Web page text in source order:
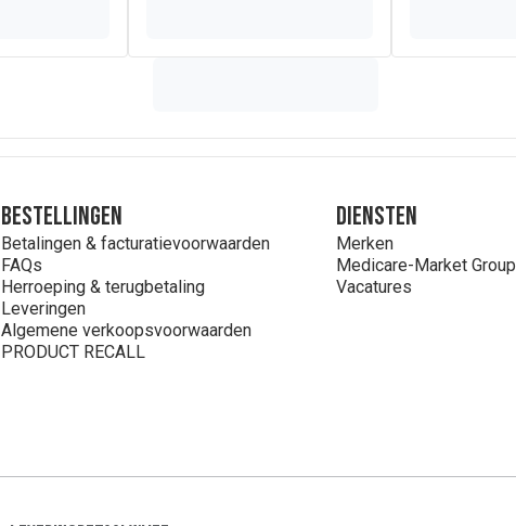
Bestellingen
Betalingen & facturatievoorwaarden
FAQs
Herroeping & terugbetaling
Leveringen
Algemene verkoopsvoorwaarden
PRODUCT RECALL
Diensten
Merken
Medicare-Market Group
Vacatures